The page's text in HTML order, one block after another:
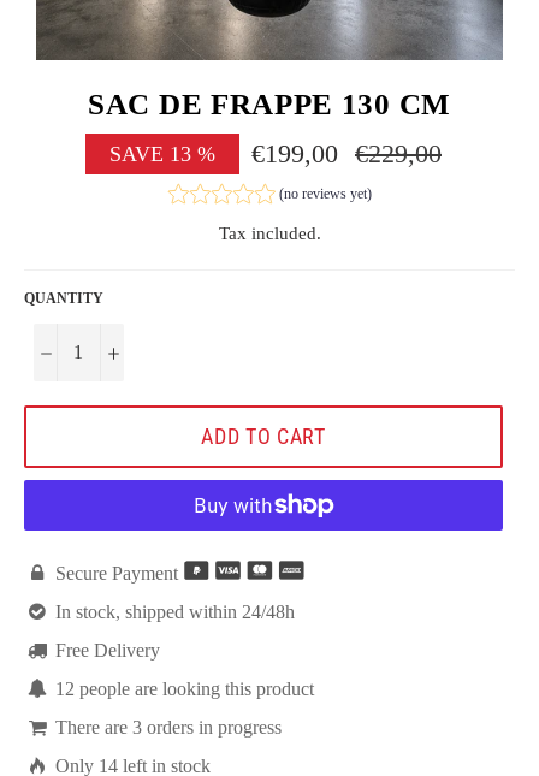
SAC DE FRAPPE 130 CM
SAVE 13 % €199,00
Regular
price
€229,00
(no reviews yet)
Tax included.
QUANTITY
− +
ADD TO CART
 Secure Payment
 In stock, shipped within 24/48h
 Free Delivery
 12 people are looking this product
 There are3 orders in progress
 Only 14 left in stock